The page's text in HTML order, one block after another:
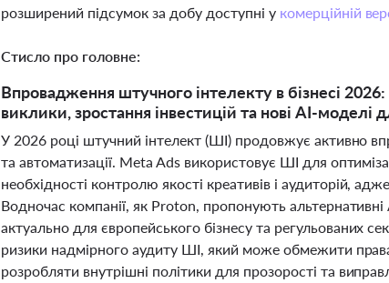
розширений підсумок за добу доступні у комерційній
Стисло про головне:
Впровадження штучного інтелекту в бізнесі 2026:
виклики, зростання інвестицій та нові AI-моделі
У 2026 році штучний інтелект (ШІ) продовжує активно
та автоматизації. Meta Ads використовує ШІ для
необхідності контролю якості креативів і аудиторій,
Водночас компанії, як Proton, пропонують
актуально для європейського бізнесу та регульованих
ризики надмірного аудиту ШІ, який може обмежити
розробляти внутрішні політики для прозорості та